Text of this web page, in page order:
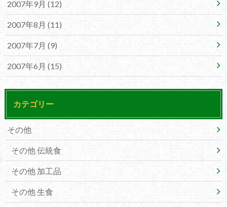
2007年9月 (12)
2007年8月 (11)
2007年7月 (9)
2007年6月 (15)
カテゴリー
その他
その他 伝統食
その他 加工品
その他 生食